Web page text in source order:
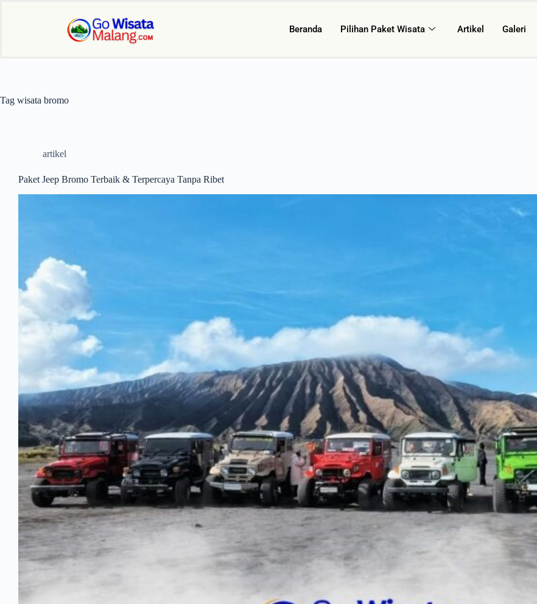
Beranda Pilihan Paket Wisata Artikel Galeri
Tag wisata bromo
artikel
Paket Jeep Bromo Terbaik & Terpercaya Tanpa Ribet